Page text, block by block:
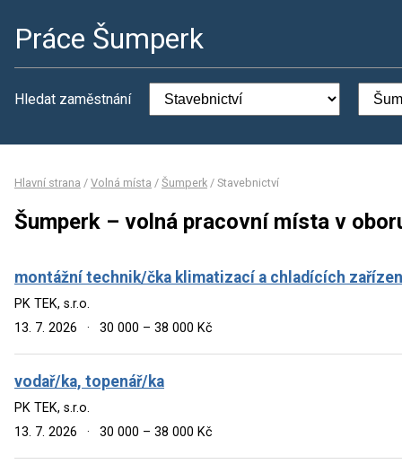
Práce Šumperk
Hledat zaměstnání
Hlavní strana / Volná místa / Šumperk / Stavebnictví
Šumperk – volná pracovní místa v
montážní technik/čka klimatizací a chladících
PK TEK, s.r.o.
13. 7. 2026
· 30 000 – 38 000 Kč
vodař/ka, topenář/ka
PK TEK, s.r.o.
13. 7. 2026
· 30 000 – 38 000 Kč